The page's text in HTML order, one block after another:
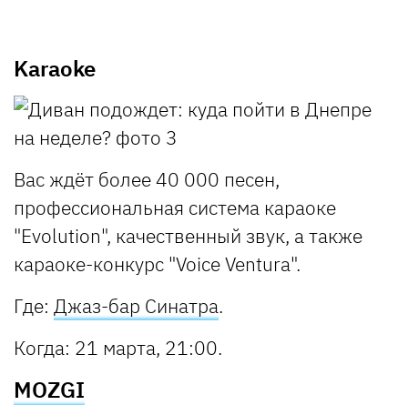
Karaoke
Вас ждёт более 40 000 песен,
профессиональная система караоке
"Evolution", качественный звук, а также
караоке-конкурс "Voice Ventura".
Где: Джаз-бар Синатра.
Когда: 21 марта, 21:00.
MOZGI